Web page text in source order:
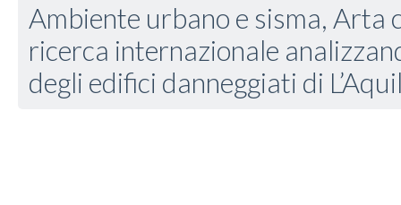
Ambiente urbano e sisma, Arta
ricerca internazionale
degli edifici danneggiati di